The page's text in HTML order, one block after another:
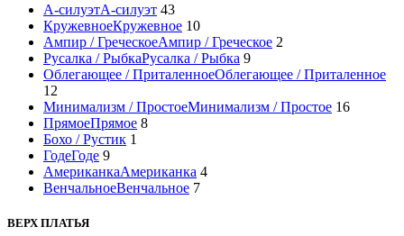
А-силуэтА-силуэт 43
КружевноеКружевное 10
Ампир / ГреческоеАмпир / Греческое 2
Русалка / РыбкаРусалка / Рыбка 9
Облегающее / ПриталенноеОблегающее / Приталенное
12
Минимализм / ПростоеМинимализм / Простое 16
ПрямоеПрямое 8
Бохо / Рустик 1
ГодеГоде 9
АмериканкаАмериканка 4
ВенчальноеВенчальное 7
ВЕРХ ПЛАТЬЯ